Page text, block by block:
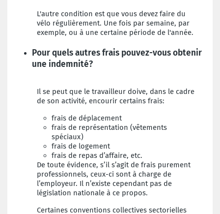
L'autre condition est que vous devez faire du
vélo régulièrement. Une fois par semaine, par
exemple, ou à une certaine période de l'année.
Pour quels autres frais pouvez-vous obtenir
une indemnité?
Il se peut que le travailleur doive, dans le cadre
de son activité, encourir certains frais:
frais de déplacement
frais de représentation (vêtements
spéciaux)
frais de logement
frais de repas d’affaire, etc.
De toute évidence, s’il s’agit de frais purement
professionnels, ceux-ci sont à charge de
l’employeur. Il n’existe cependant pas de
législation nationale à ce propos.
Certaines conventions collectives sectorielles